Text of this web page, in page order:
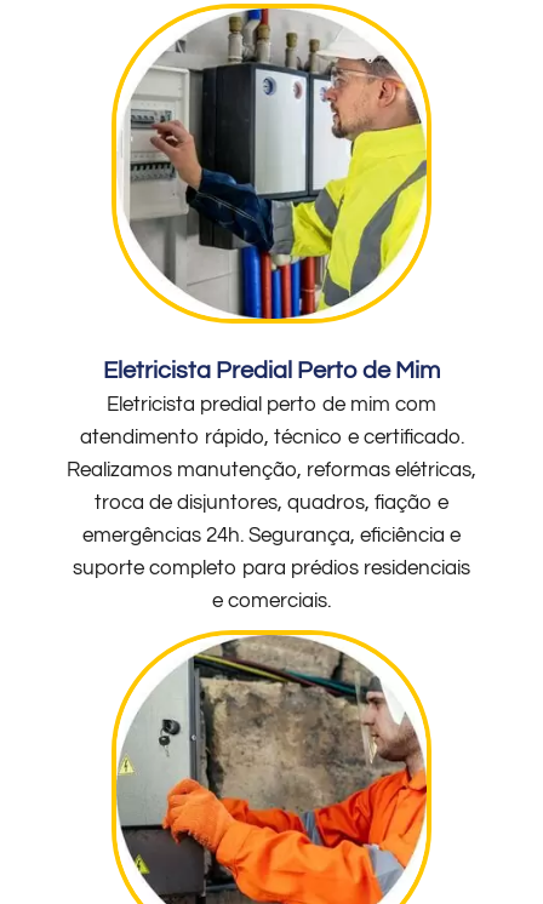
Eletricista Predial Perto de Mim
Eletricista predial perto de mim com
atendimento rápido, técnico e certificado.
Realizamos manutenção, reformas elétricas,
troca de disjuntores, quadros, fiação e
emergências 24h. Segurança, eficiência e
suporte completo para prédios residenciais
e comerciais.